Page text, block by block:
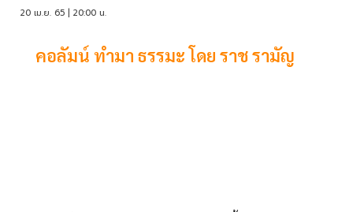
20 เม.ย. 65 | 20:00 น.
คอลัมน์ ทำมา ธรรมะ โดย ราช รามัญ